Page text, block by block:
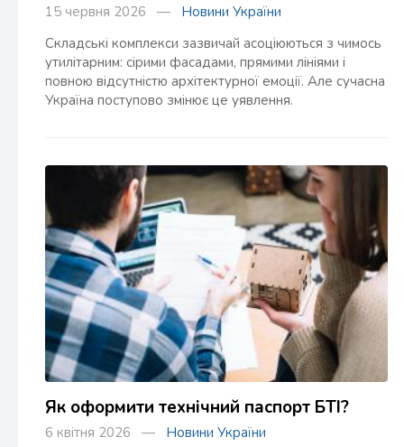
15 червня 2026 — Новини України
Складські комплекси зазвичай асоціюються з чимось
утилітарним: сірими фасадами, прямими лініями і
повною відсутністю архітектурної емоції. Але сучасна
Україна поступово змінює це уявлення.
Як оформити технічний паспорт БТІ?
6 квітня 2026 — Новини України